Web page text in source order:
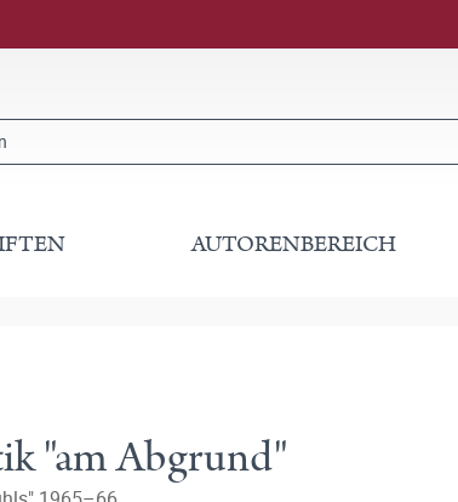
AUTORENBEREICH
"am Abgrund"